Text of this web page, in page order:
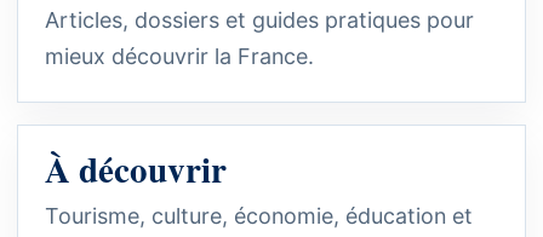
Articles, dossiers et guides pratiques pour
mieux découvrir la France.
À découvrir
Tourisme, culture, économie, éducation et